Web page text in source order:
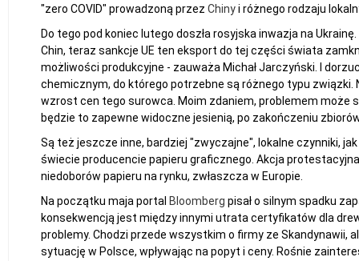
"zero COVID" prowadzoną przez Chinyi różnego rodzaju
Do tego pod koniec lutego doszła rosyjska inwazja na Ukrainę.
Chin, teraz sankcje UE ten eksport do tej części świata
możliwości produkcyjne - zauważa Michał Jarczyński. I
chemicznym, do którego potrzebne są różnego typu
wzrost cen tego surowca. Moim zdaniem, problemem
będzie to zapewne widoczne jesienią, po zakończeniu
Są też jeszcze inne, bardziej "zwyczajne", lokalne czynniki,
świecie producencie papieru graficznego. Akcja
niedoborów papieru na rynku, zwłaszcza w Europie.
Na początku maja portal Bloomberg pisał o silnym spadku
konsekwencją jest między innymi utrata certyfikatów dla
problemy. Chodzi przede wszystkim o firmy ze Skandynawii,
sytuację w Polsce, wpływając na popyt i ceny. Rośnie